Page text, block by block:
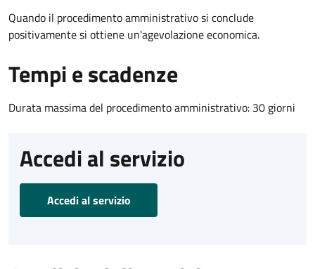
Quando il procedimento amministrativo si conclude
positivamente si ottiene un'agevolazione economica.
Tempi e scadenze
Durata massima del procedimento amministrativo: 30 giorni
Accedi al servizio
Accedi al servizio